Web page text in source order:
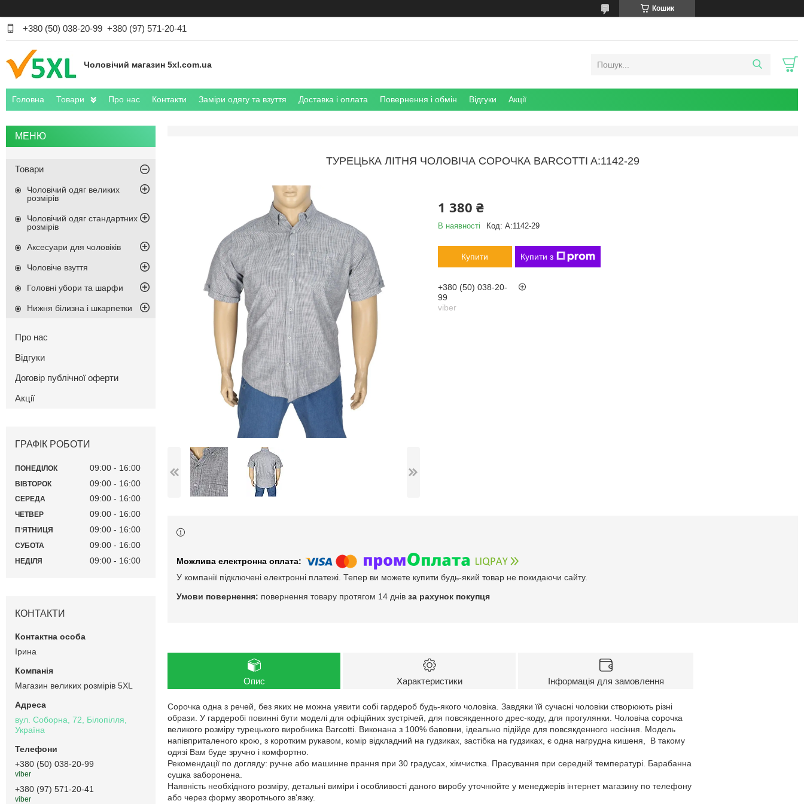
Кошик
+380 (50) 038-20-99 +380 (97) 571-20-41
Чоловічий магазин 5xl.com.ua
Головна Товари Про нас Контакти Заміри одягу та взуття Доставка і оплата Повернення і обмін Відгуки Акції
ТУРЕЦЬКА ЛІТНЯ ЧОЛОВІЧА СОРОЧКА BARCOTTI A:1142-29
1 380 ₴
В наявності Код: A:1142-29
Купити Купити з
+380 (50) 038-20-
99
viber
У компанії підключені електронні платежі. Тепер ви можете купити будь-який товар не покидаючи сайту.
повернення товару протягом 14 днів за рахунок покупця
Опис Характеристики Інформація для замовлення
Сорочка одна з речей, без яких не можна уявити собі гардероб будь-якого чоловіка. Завдяки їй сучасні чоловіки створюють різні
образи. У гардеробі повинні бути моделі для офіційних зустрічей, для повсякденного дрес-коду, для прогулянки. Чоловіча сорочка
великого розміру турецького виробника Barcotti. Виконана з 100% бавовни, ідеально підійде для повсякденного носіння. Модель
напівприталеного крою, з коротким рукавом, комір відкладний на гудзиках, застібка на гудзиках, є одна нагрудна кишеня, В такому
одязі Вам буде зручно і комфортно.
Рекомендації по догляду: ручне або машинне прання при 30 градусах, хімчистка. Прасування при середній температурі. Барабанна
сушка заборонена.
Наявність необхідного розміру, детальні виміри і особливості даного виробу уточнюйте у менеджерів інтернет магазину по телефону
або через форму зворотнього зв'язку.
Товари
Чоловічий одяг великих
розмірів
Чоловічий одяг стандартних
розмірів
Аксесуари для чоловіків
Чоловіче взуття
Головні убори та шарфи
Нижня білизна і шкарпетки
Про нас
Відгуки
Договір публічної оферти
Акції
ГРАФІК РОБОТИ
ПОНЕДІЛОК 09:00 16:00
ВІВТОРОК 09:00 16:00
СЕРЕДА 09:00 16:00
ЧЕТВЕР 09:00 16:00
ПʼЯТНИЦЯ 09:00 16:00
СУБОТА 09:00 16:00
НЕДІЛЯ 09:00 16:00
КОНТАКТИ
Ірина
Магазин великих розмірів 5XL
вул. Соборна, 72, Білопілля,
Україна
+380 (50) 038-20-99
viber
+380 (97) 571-20-41
viber